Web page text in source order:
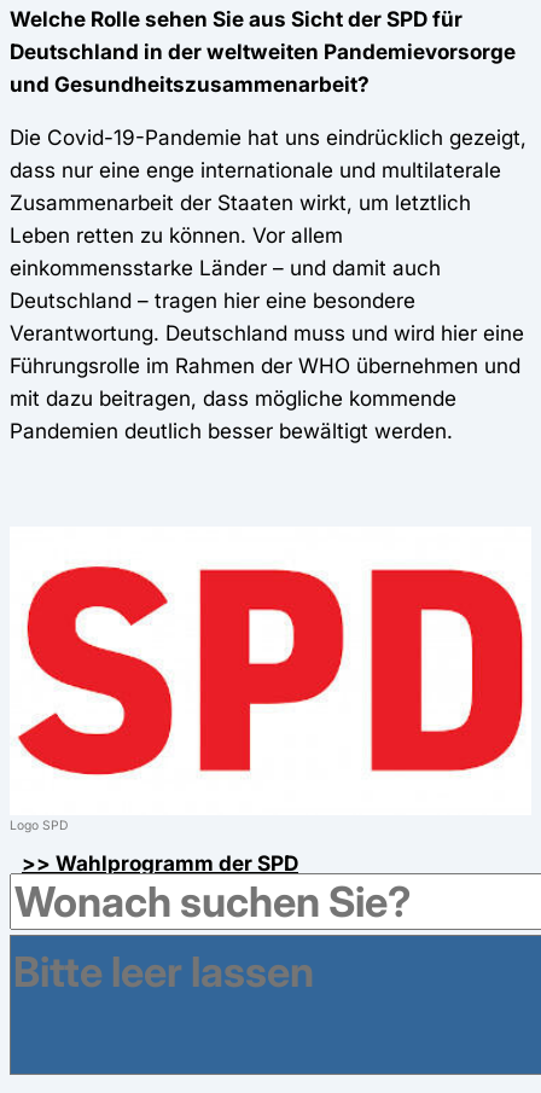
Welche Rolle sehen Sie aus Sicht der SPD für
Deutschland in der weltweiten Pandemievorsorge
und Gesundheitszusammenarbeit?
Die Covid-19-Pandemie hat uns eindrücklich gezeigt,
dass nur eine enge internationale und multilaterale
Zusammenarbeit der Staaten wirkt, um letztlich
Leben retten zu können. Vor allem
einkommensstarke Länder – und damit auch
Deutschland – tragen hier eine besondere
Verantwortung. Deutschland muss und wird hier eine
Führungsrolle im Rahmen der WHO übernehmen und
mit dazu beitragen, dass mögliche kommende
Pandemien deutlich besser bewältigt werden.
Logo SPD
>> Wahlprogramm der SPD